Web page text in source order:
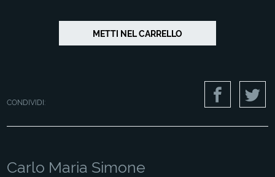
CONDIVIDI:
Carlo Maria Simone